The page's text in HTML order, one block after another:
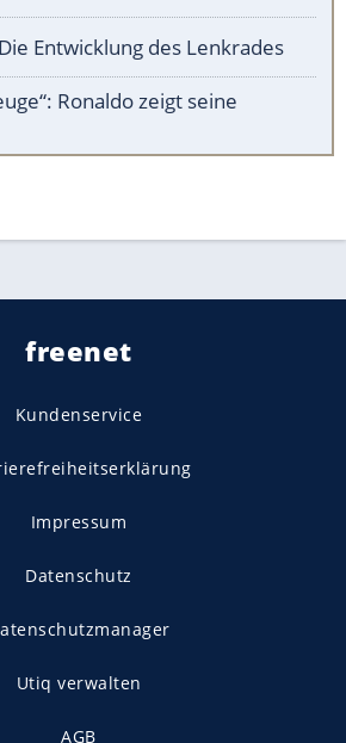
Entwicklung des Lenkrades
Ronaldo zeigt seine
freenet
Kundenservice
Impressum
Datenschutz
Utiq verwalten
AGB